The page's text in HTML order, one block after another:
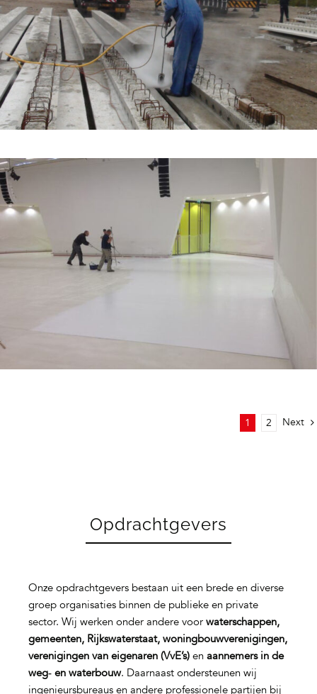
1 2 Next
Opdrachtgevers
Onze opdrachtgevers bestaan uit een brede en diverse
groep organisaties binnen de publieke en private
sector. Wij werken onder andere voor waterschappen,
gemeenten, Rijkswaterstaat, woningbouwverenigingen,
verenigingen van eigenaren (VvE’s)en aannemers in de
weg‑ en waterbouw. Daarnaast ondersteunen wij
ingenieursbureaus en andere professionele partijen bij